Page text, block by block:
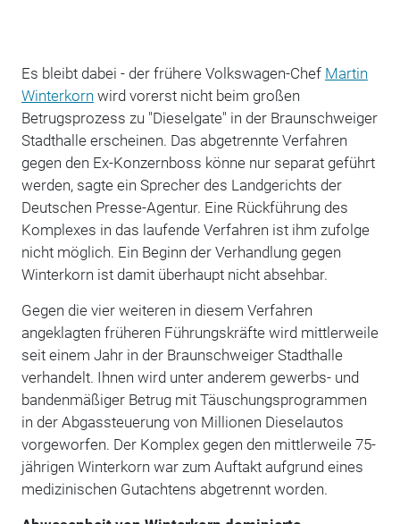
Es bleibt dabei - der frühere Volkswagen-Chef Martin
Winterkorn wird vorerst nicht beim großen
Betrugsprozess zu "Dieselgate" in der Braunschweiger
Stadthalle erscheinen. Das abgetrennte Verfahren
gegen den Ex-Konzernboss könne nur separat geführt
werden, sagte ein Sprecher des Landgerichts der
Deutschen Presse-Agentur. Eine Rückführung des
Komplexes in das laufende Verfahren ist ihm zufolge
nicht möglich. Ein Beginn der Verhandlung gegen
Winterkorn ist damit überhaupt nicht absehbar.
Gegen die vier weiteren in diesem Verfahren
angeklagten früheren Führungskräfte wird mittlerweile
seit einem Jahr in der Braunschweiger Stadthalle
verhandelt. Ihnen wird unter anderem gewerbs- und
bandenmäßiger Betrug mit Täuschungsprogrammen
in der Abgassteuerung von Millionen Dieselautos
vorgeworfen. Der Komplex gegen den mittlerweile 75-
jährigen Winterkorn war zum Auftakt aufgrund eines
medizinischen Gutachtens abgetrennt worden.